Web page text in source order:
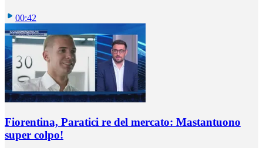
00:42
Fiorentina, Paratici re del mercato: Mastantuono
super colpo!